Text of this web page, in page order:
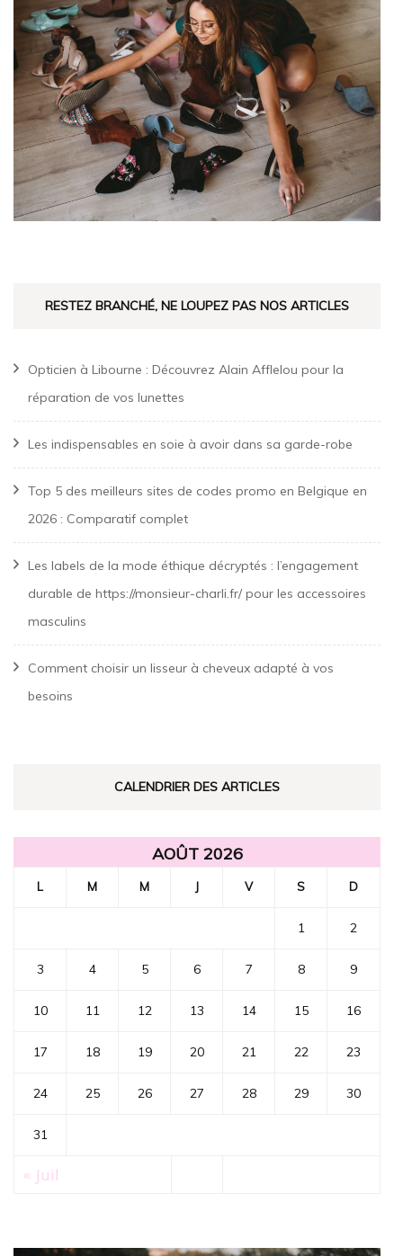
RESTEZ BRANCHÉ, NE LOUPEZ PAS NOS ARTICLES
Opticien à Libourne : Découvrez Alain Afflelou pour la
réparation de vos lunettes
Les indispensables en soie à avoir dans sa garde-robe
Top 5 des meilleurs sites de codes promo en Belgique en
2026 : Comparatif complet
Les labels de la mode éthique décryptés : l’engagement
durable de https://monsieur-charli.fr/ pour les accessoires
masculins
Comment choisir un lisseur à cheveux adapté à vos
besoins
CALENDRIER DES ARTICLES
AOÛT 2026
L M M J V S D
1 2
3 4 5 6 7 8 9
10 11 12 13 14 15 16
17 18 19 20 21 22 23
24 25 26 27 28 29 30
31
« Juil